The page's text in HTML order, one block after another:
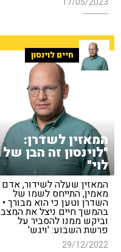
חיים לוינסון
המאזין לשדרן:
"לוינסון זה הבן של
לוי"
המאזין שעלה לשידור, אדם
מאמין, התייחס לשמו של
השדרן וטען כי הוא מבורך •
בהמשך חיים ניצל את המצב
וביקש ממנו להסביר על
פרשת השבוע: 'ויגש'
29/12/2022